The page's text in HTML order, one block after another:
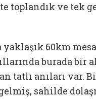
toplandık ve tek
yaklaşık 60km
burada
tatlı anıları var.
sahilde